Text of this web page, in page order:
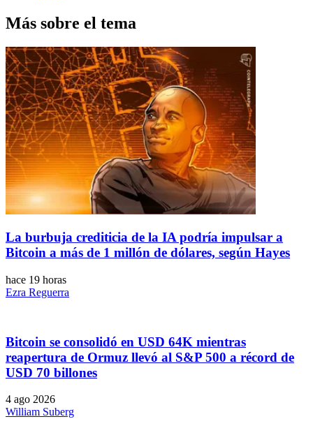
Más sobre el tema
La burbuja crediticia de la IA podría impulsar a
Bitcoin a más de 1 millón de dólares, según Hayes
hace 19 horas
Ezra Reguerra
Bitcoin se consolidó en USD 64K mientras
reapertura de Ormuz llevó al S&P 500 a récord de
USD 70 billones
4 ago 2026
William Suberg